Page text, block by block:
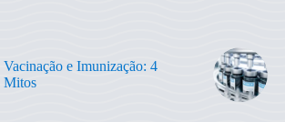
Vacinação e Imunização: 4
Mitos